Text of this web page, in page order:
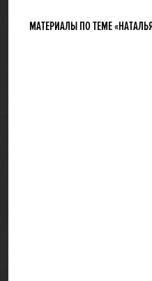
МАТЕРИАЛЫ ПО ТЕМЕ